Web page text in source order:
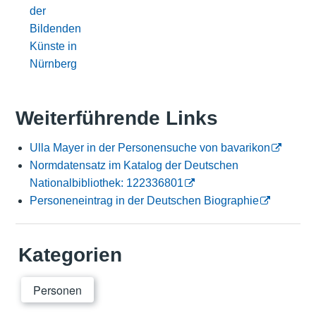
der
Bildenden
Künste in
Nürnberg
Weiterführende Links
Ulla Mayer in der Personensuche von bavarikon
Normdatensatz im Katalog der Deutschen
Nationalbibliothek: 122336801
Personeneintrag in der Deutschen Biographie
Kategorien
Personen